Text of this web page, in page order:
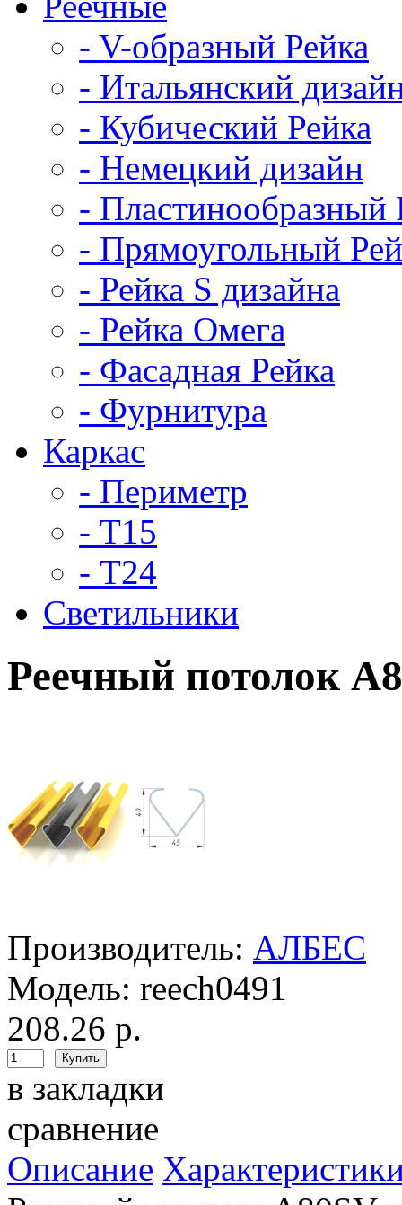
- V-образный Рейка
- Итальянский
- Кубический Рейка
- Немецкий дизайн
- Пластинообразный
- Прямоугольный
- Рейка S дизайна
- Рейка Омега
- Фасадная Рейка
- Фурнитура
Каркас
- Периметр
- Т15
- Т24
Светильники
Реечный потолок
Производитель: АЛБЕС
Модель: reech0491
208.26 р.
в закладки
сравнение
Описание